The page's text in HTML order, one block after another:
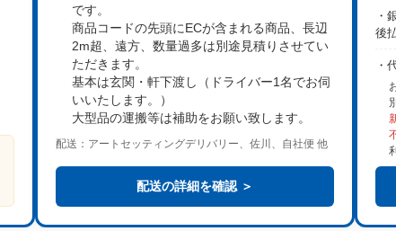
です。
商品コードの先頭にECが含まれる商品、長辺
2m超、遠方、数量過多は別途見積り させてい
ただきます。
基本は玄関・軒下渡し
（ドライバー1名でお伺
いいたします。）
大型品の運搬等は補助をお願い致します。
配送：アートセッティングデリバリー、佐川、自社便 他
配送の詳細を確認 ＞
・
後
・